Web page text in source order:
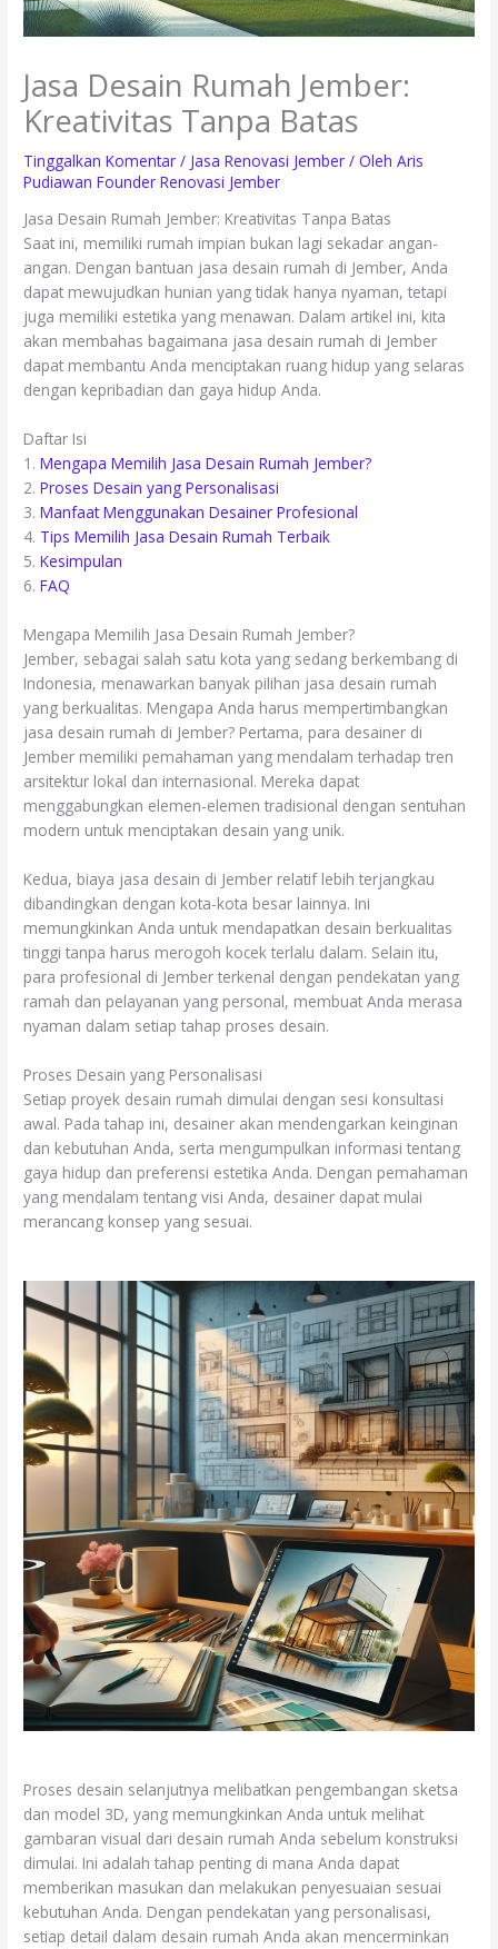
Jasa Desain Rumah Jember:
Kreativitas Tanpa Batas
Tinggalkan Komentar / Jasa Renovasi Jember / OlehAris
Pudiawan Founder Renovasi Jember
Jasa Desain Rumah Jember: Kreativitas Tanpa Batas
Saat ini, memiliki rumah impian bukan lagi sekadar angan-
angan. Dengan bantuan jasa desain rumah di Jember, Anda
dapat mewujudkan hunian yang tidak hanya nyaman, tetapi
juga memiliki estetika yang menawan. Dalam artikel ini, kita
akan membahas bagaimana jasa desain rumah di Jember
dapat membantu Anda menciptakan ruang hidup yang selaras
dengan kepribadian dan gaya hidup Anda.
Daftar Isi
1.Mengapa Memilih Jasa Desain Rumah Jember?
2.Proses Desain yang Personalisasi
3.Manfaat Menggunakan Desainer Profesional
4. Tips Memilih Jasa Desain Rumah Terbaik
5.Kesimpulan
6.FAQ
Mengapa Memilih Jasa Desain Rumah Jember?
Jember, sebagai salah satu kota yang sedang berkembang di
Indonesia, menawarkan banyak pilihan jasa desain rumah
yang berkualitas. Mengapa Anda harus mempertimbangkan
jasa desain rumah di Jember? Pertama, para desainer di
Jember memiliki pemahaman yang mendalam terhadap tren
arsitektur lokal dan internasional. Mereka dapat
menggabungkan elemen-elemen tradisional dengan sentuhan
modern untuk menciptakan desain yang unik.
Kedua, biaya jasa desain di Jember relatif lebih terjangkau
dibandingkan dengan kota-kota besar lainnya. Ini
memungkinkan Anda untuk mendapatkan desain berkualitas
tinggi tanpa harus merogoh kocek terlalu dalam. Selain itu,
para profesional di Jember terkenal dengan pendekatan yang
ramah dan pelayanan yang personal, membuat Anda merasa
nyaman dalam setiap tahap proses desain.
Proses Desain yang Personalisasi
Setiap proyek desain rumah dimulai dengan sesi konsultasi
awal. Pada tahap ini, desainer akan mendengarkan keinginan
dan kebutuhan Anda, serta mengumpulkan informasi tentang
gaya hidup dan preferensi estetika Anda. Dengan pemahaman
yang mendalam tentang visi Anda, desainer dapat mulai
merancang konsep yang sesuai.
Proses desain selanjutnya melibatkan pengembangan sketsa
dan model 3D, yang memungkinkan Anda untuk melihat
gambaran visual dari desain rumah Anda sebelum konstruksi
dimulai. Ini adalah tahap penting di mana Anda dapat
memberikan masukan dan melakukan penyesuaian sesuai
kebutuhan Anda. Dengan pendekatan yang personalisasi,
setiap detail dalam desain rumah Anda akan mencerminkan